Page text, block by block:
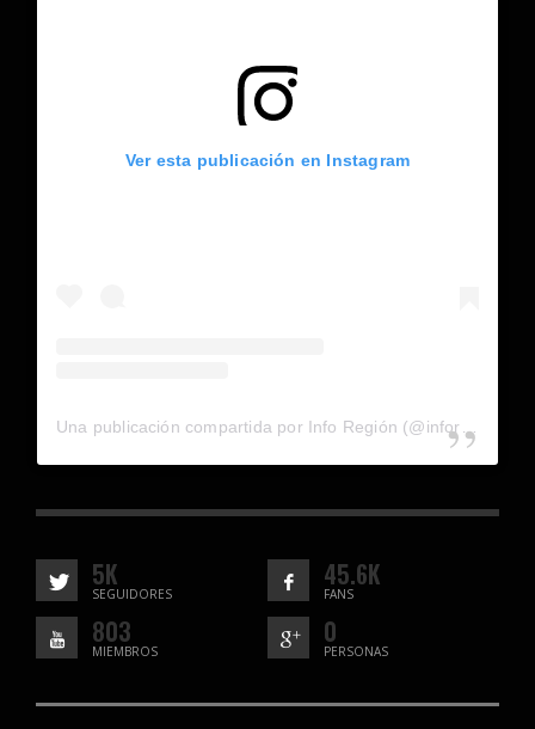
Ver esta publicación en Instagram
5K
SEGUIDORES
45.6K
FANS
803
MIEMBROS
0
PERSONAS